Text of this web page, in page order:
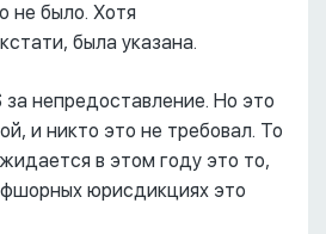
не было. Хотя
была указана.
непредоставление. Но это
и никто это не требовал. То
в этом году это то,
юрисдикциях это